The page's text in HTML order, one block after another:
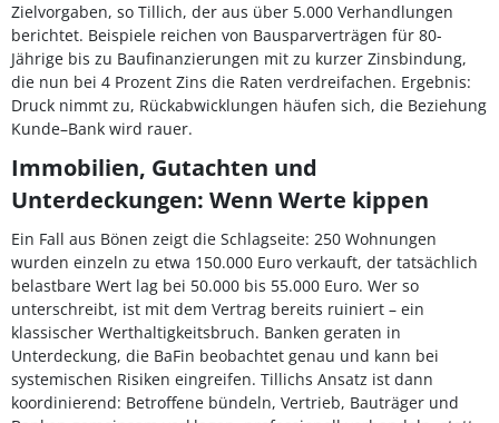
Zielvorgaben, so Tillich, der aus über 5.000 Verhandlungen
berichtet. Beispiele reichen von Bausparverträgen für 80-
Jährige bis zu Baufinanzierungen mit zu kurzer Zinsbindung,
die nun bei 4 Prozent Zins die Raten verdreifachen. Ergebnis:
Druck nimmt zu, Rückabwicklungen häufen sich, die Beziehung
Kunde–Bank wird rauer.
Immobilien, Gutachten und
Unterdeckungen: Wenn Werte kippen
Ein Fall aus Bönen zeigt die Schlagseite: 250 Wohnungen
wurden einzeln zu etwa 150.000 Euro verkauft, der tatsächlich
belastbare Wert lag bei 50.000 bis 55.000 Euro. Wer so
unterschreibt, ist mit dem Vertrag bereits ruiniert – ein
klassischer Werthaltigkeitsbruch. Banken geraten in
Unterdeckung, die BaFin beobachtet genau und kann bei
systemischen Risiken eingreifen. Tillichs Ansatz ist dann
koordinierend: Betroffene bündeln, Vertrieb, Bauträger und